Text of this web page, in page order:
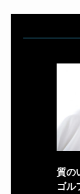
質の
ゴル